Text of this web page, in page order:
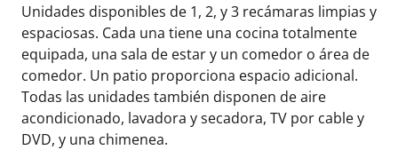
Unidades disponibles de 1, 2, y 3 recámaras limpias y
espaciosas. Cada una tiene una cocina totalmente
equipada, una sala de estar y un comedor o área de
comedor. Un patio proporciona espacio adicional.
Todas las unidades también disponen de aire
acondicionado, lavadora y secadora, TV por cable y
DVD, y una chimenea.